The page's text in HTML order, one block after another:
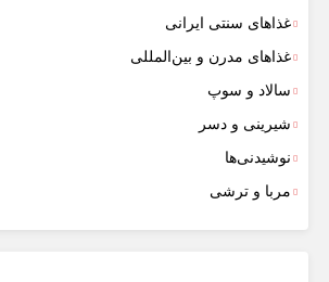
غذاهای سنتی ایرانی
غذاهای مدرن و بین‌المللی
سالاد و سوپ
شیرینی و دسر
نوشیدنی‌ها
مربا و ترشی